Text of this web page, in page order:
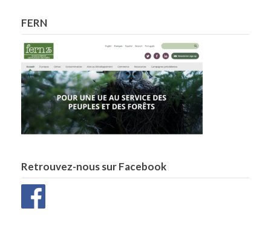
FERN
Retrouvez-nous sur Facebook